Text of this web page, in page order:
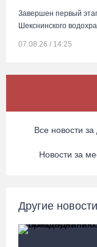
Завершен первый
Шекснинского
07.08.26 / 14:25
07.08.26 / 14:20
В Кириллове
мотоциклиста и его
Все новости за
Новости за
Другие новости